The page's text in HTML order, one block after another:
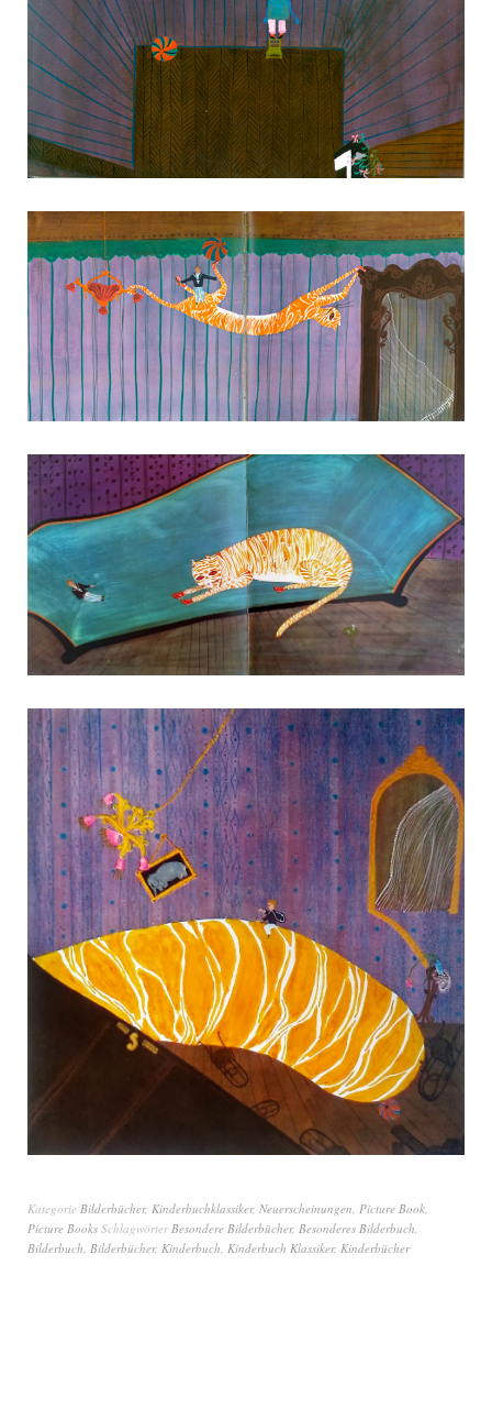
Kategorie Bilderbücher, Kinderbuchklassiker, Neuerscheinungen, Picture Book,
Picture Books SchlagwörterBesondere Bilderbücher, Besonderes Bilderbuch,
Bilderbuch, Bilderbücher, Kinderbuch, Kinderbuch Klassiker, Kinderbücher